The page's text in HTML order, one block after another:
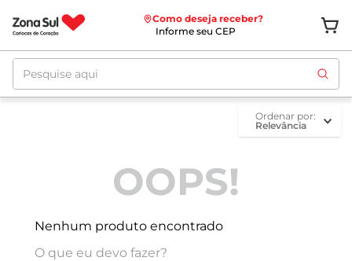
Como deseja receber?
Informe seu CEP
Pesquise aqui
ordenar por
Relevância
OOPS!
Nenhum produto encontrado
O que eu devo fazer?